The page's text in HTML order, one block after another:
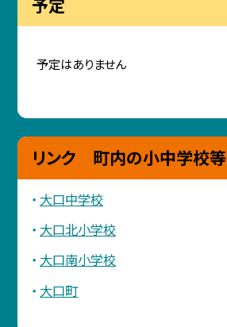
予定はありません
リンク 町内の小中学校等
大口中学校
大口北小学校
大口南小学校
大口町